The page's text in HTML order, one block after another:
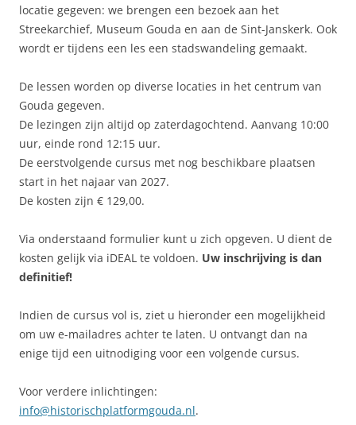
locatie gegeven: we brengen een bezoek aan het
Streekarchief, Museum Gouda en aan de Sint-Janskerk. Ook
wordt er tijdens een les een stadswandeling gemaakt.
De lessen worden op diverse locaties in het centrum van
Gouda gegeven.
De lezingen zijn altijd op zaterdagochtend. Aanvang 10:00
uur, einde rond 12:15 uur.
De eerstvolgende cursus met nog beschikbare plaatsen
start in het najaar van 2027.
De kosten zijn € 129,00.
Via onderstaand formulier kunt u zich opgeven. U dient de
kosten gelijk via iDEAL te voldoen. Uw inschrijving is dan
definitief!
Indien de cursus vol is, ziet u hieronder een mogelijkheid
om uw e-mailadres achter te laten. U ontvangt dan na
enige tijd een uitnodiging voor een volgende cursus.
Voor verdere inlichtingen:
info@historischplatformgouda.nl.